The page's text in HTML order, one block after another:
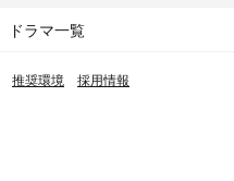
ドラマ一覧
推奨環境 採用情報